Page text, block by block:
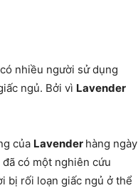
nhiều người sử dụng
ngủ. Bởi vì Lavender
của Lavender hàng ngày
có một nghiên cứu
bị rối loạn giấc ngủ ở thể